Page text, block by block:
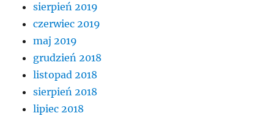
sierpień 2019
czerwiec 2019
maj 2019
grudzień 2018
listopad 2018
sierpień 2018
lipiec 2018